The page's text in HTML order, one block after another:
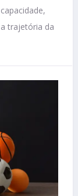
trajetória da